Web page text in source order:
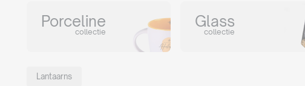
Flessen
Porceline
collectie
Glass
collectie
Lantaarns